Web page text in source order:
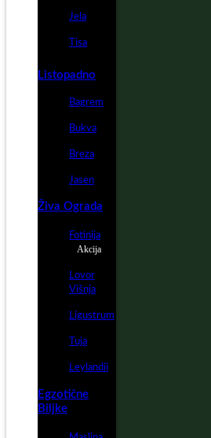
Jela
Tisa
Listopadno
Bagrem
Bukva
Breza
Jasen
Živa Ograda
Fotinija
Akcija
Lovor
Višnja
Ligustrum
Tuja
Leylandii
Egzotične
Biljke